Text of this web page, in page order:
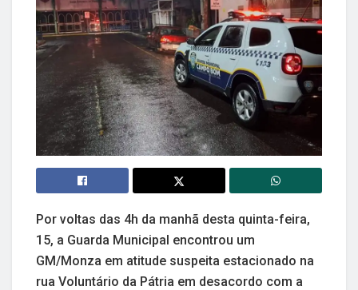
Por voltas das 4h da manhã desta quinta-feira,
15, a Guarda Municipal encontrou um
GM/Monza em atitude suspeita estacionado na
rua Voluntário da Pátria em desacordo com a